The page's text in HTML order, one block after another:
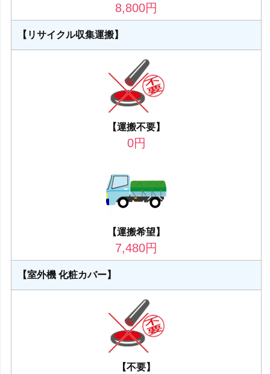
8,800円
【リサイクル収集運搬】
【運搬不要】
0円
【運搬希望】
7,480円
【室外機 化粧カバー】
【不要】